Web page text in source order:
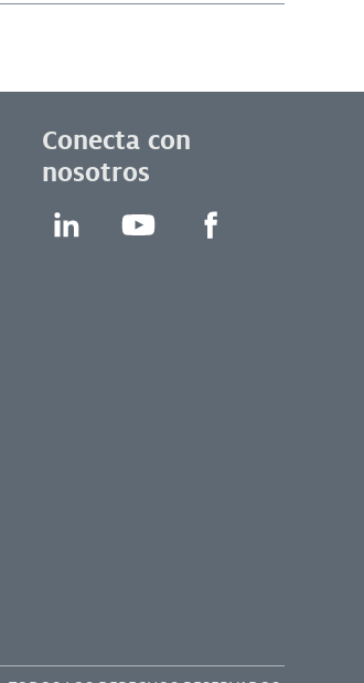
Conecta con
nosotros
LinkedIn YouTube Facebook